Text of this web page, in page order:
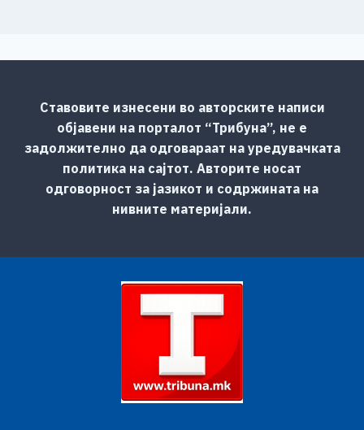
Ставовите изнесени во авторските написи
објавени на порталот “Трибуна”, не е
задолжително да одговараат на уредувачката
политика на сајтот. Авторите носат
одговорност за јазикот и содржината на
нивните материјали.